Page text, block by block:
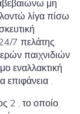
μη
λίγα πίσω
7 πελάτης
παιχνιδιών
εναλλακτική
επιφάνεια .
2 , το οποίο